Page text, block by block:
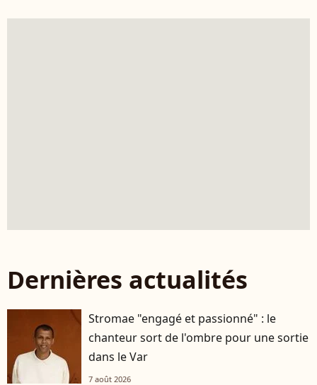
Dernières actualités
Stromae "engagé et passionné" : le
chanteur sort de l'ombre pour une sortie
dans le Var
7 août 2026